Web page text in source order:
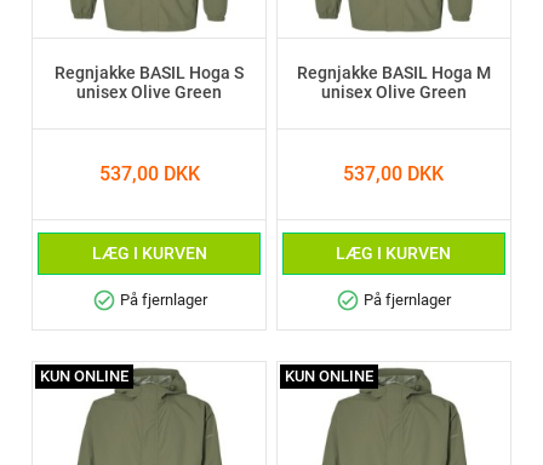
Regnjakke BASIL Hoga S
unisex Olive Green
537,00 DKK
LÆG I KURVEN
check_circle På fjernlager
Regnjakke BASIL Hoga M
unisex Olive Green
537,00 DKK
LÆG I KURVEN
check_circle På fjernlager
KUN ONLINE KUN ONLINE